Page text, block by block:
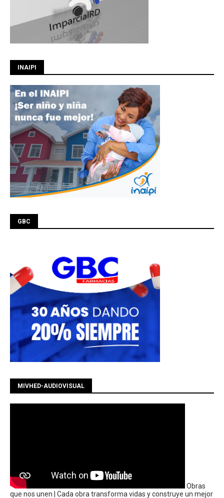
INAIPI
GBC
MIVHED-AUDIOVISUAL
Obras
que nos unen | Cada obra transforma vidas y construye un mejor